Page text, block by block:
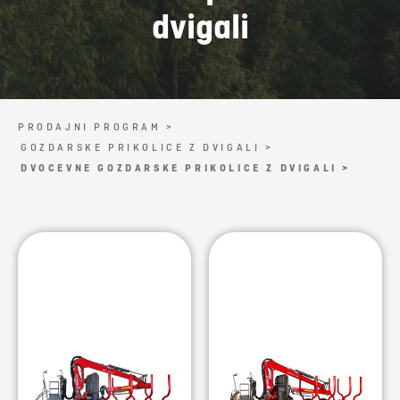
dvigali
PRODAJNI PROGRAM >
GOZDARSKE PRIKOLICE Z DVIGALI >
DVOCEVNE GOZDARSKE PRIKOLICE Z DVIGALI >